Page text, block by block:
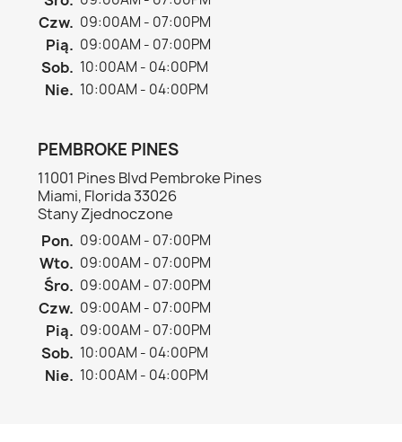
Czw. 09:00AM - 07:00PM
Pią. 09:00AM - 07:00PM
Sob. 10:00AM - 04:00PM
Nie. 10:00AM - 04:00PM
PEMBROKE PINES
11001 Pines Blvd Pembroke Pines
Miami, Florida 33026
Stany Zjednoczone
Pon. 09:00AM - 07:00PM
Wto. 09:00AM - 07:00PM
Śro. 09:00AM - 07:00PM
Czw. 09:00AM - 07:00PM
Pią. 09:00AM - 07:00PM
Sob. 10:00AM - 04:00PM
Nie. 10:00AM - 04:00PM